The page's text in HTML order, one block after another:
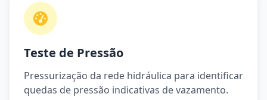
Teste de Pressão
Pressurização da rede hidráulica para identificar
quedas de pressão indicativas de vazamento.